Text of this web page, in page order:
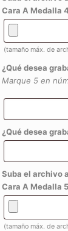
Cara A Medalla
(tamaño máx. de
¿Qué desea
Marque 5 en
¿Qué desea
Suba el archivo
Cara A Medalla
(tamaño máx. de